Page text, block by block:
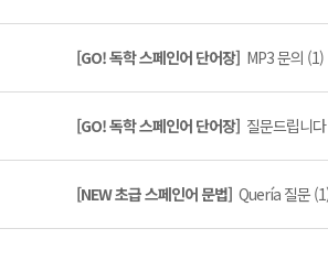
[GO! 독학 스페인어 단어장] MP3 문의 (1)
[GO! 독학 스페인어 단어장] 질문드립니
[NEW 초급 스페인어 문법] Quería 질문